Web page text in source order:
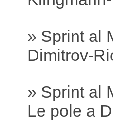
» Sprint al
Dimitrov-
» Sprint al
Le pole a